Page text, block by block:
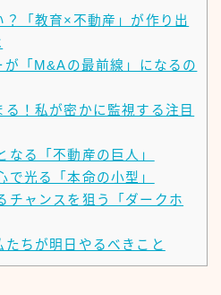
？「教育×不動産」が作り出
が「M&Aの最前線」になるの
！私が密かに監視する注目
なる「不動産の巨人」
で光る「本命の小型」
チャンスを狙う「ダークホ
ちが明日やるべきこと